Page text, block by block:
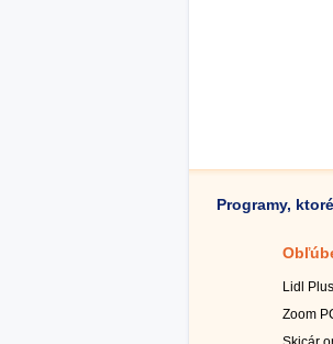
Programy,
Lidl Plus
Zoom